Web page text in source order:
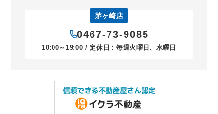
茅ヶ崎店
0467-73-9085
10:00～19:00 / 定休日：毎週火曜日、水曜日